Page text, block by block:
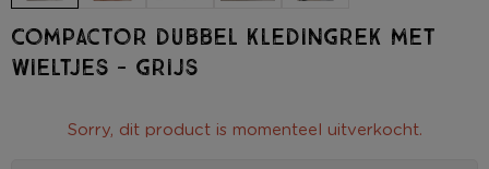
Compactor dubbel kledingrek met
wieltjes - grijs
Sorry, dit product is momenteel uitverkocht.